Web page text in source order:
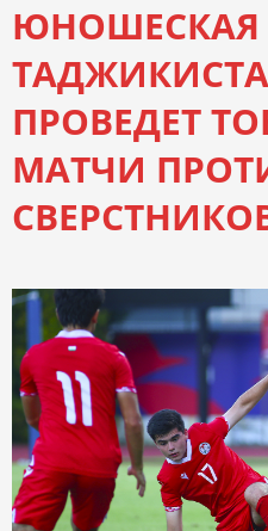
ЮНОШЕСКАЯ
ПРОВЕДЕТ
МАТЧИ